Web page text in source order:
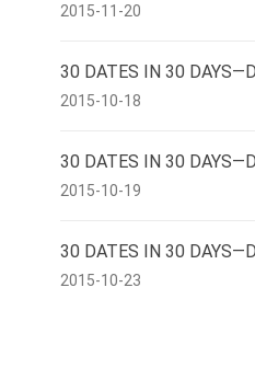
2015-11-20
30 DATES IN 30
2015-10-18
30 DATES IN 30
2015-10-19
30 DATES IN 30
2015-10-23